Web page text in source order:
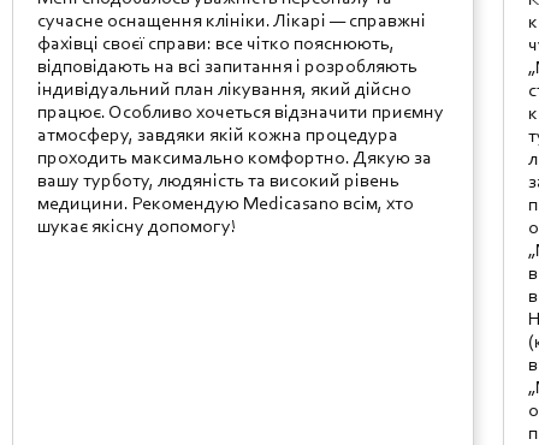
сучасне оснащення клініки. Лікарі — справжні
фахівці своєї справи: все чітко пояснюють,
відповідають на всі запитання і розробляють
індивідуальний план лікування, який дійсно
працює. Особливо хочеться відзначити приємну
атмосферу, завдяки якій кожна процедура
проходить максимально комфортно. Дякую за
вашу турботу, людяність та високий рівень
медицини. Рекомендую Medicasano всім, хто
шукає якісну допомогу!